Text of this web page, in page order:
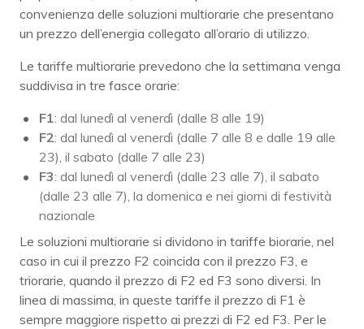
convenienza delle soluzioni multiorarie che presentano
un prezzo dell’energia collegato all’orario di utilizzo.
Le tariffe multiorarie prevedono che la settimana venga
suddivisa in tre fasce orarie:
F1: dal lunedì al venerdì (dalle 8 alle 19)
F2: dal lunedì al venerdì (dalle 7 alle 8 e dalle 19 alle
23), il sabato (dalle 7 alle 23)
F3: dal lunedì al venerdì (dalle 23 alle 7), il sabato
(dalle 23 alle 7), la domenica e nei giorni di festività
nazionale
Le soluzioni multiorarie si dividono in tariffe biorarie, nel
caso in cui il prezzo F2 coincida con il prezzo F3, e
triorarie, quando il prezzo di F2 ed F3 sono diversi. In
linea di massima, in queste tariffe il prezzo di F1 è
sempre maggiore rispetto ai prezzi di F2 ed F3. Per le